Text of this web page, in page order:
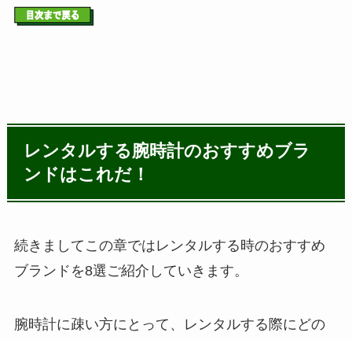
レンタルする腕時計のおすすめブラ
ンドはこれだ！
続きましてこの章ではレンタルする時のおすすめ
ブランドを8選ご紹介していきます。
腕時計に疎い方にとって、レンタルする際にどの